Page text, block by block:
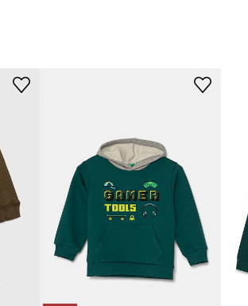
για προστασία από
ID προϊόντος